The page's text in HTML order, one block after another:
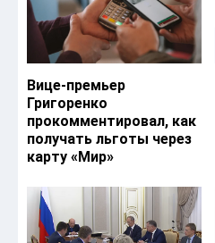
Вице-премьер
Григоренко
прокомментировал, как
получать льготы через
карту «Мир»